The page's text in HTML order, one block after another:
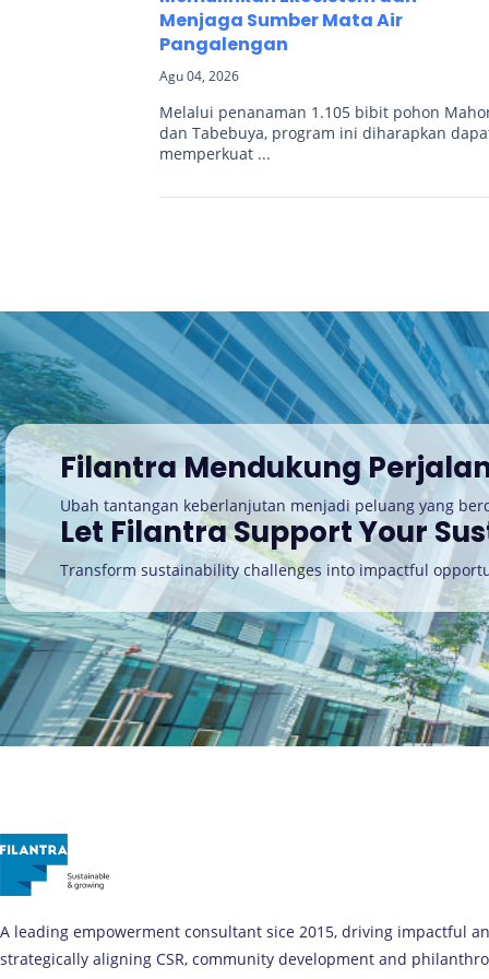
Menjaga Sumber Mata Air
Pangalengan
Agu 04, 2026
Melalui penanaman 1.105 bibit pohon
dan Tabebuya, program ini diharapkan
memperkuat ...
Filantra Mendukung
Ubah tantangan keberlanjutan menjadi peluang yang
Let Filantra Support Your
Transform sustainability challenges into impactful
A leading empowerment consultant sice 2015, driving impactful
strategically aligning CSR, community development and